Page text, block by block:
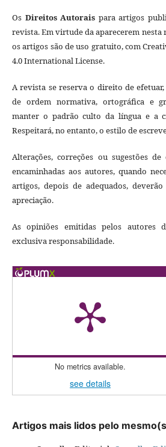
Os Direitos Autorais para artigos
revista. Em virtude da aparecerem nesta
os artigos são de uso gratuito, com
4.0 International License.
A revista se reserva o direito de
de ordem normativa, ortográfica e
manter o padrão culto da língua e a
Respeitará, no entanto, o estilo de
Alterações, correções ou sugestões
encaminhadas aos autores, quando
artigos, depois de adequados,
apreciação.
As opiniões emitidas pelos autores
exclusiva responsabilidade.
No metrics available.
see details
Artigos mais lidos pelo